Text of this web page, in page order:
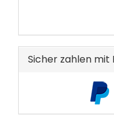
EIN.
Sicher zahlen mit